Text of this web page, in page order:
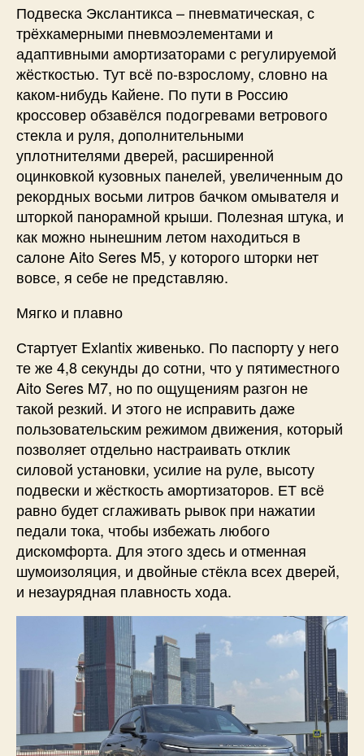
Подвеска Экслантикса – пневматическая, с
трёхкамерными пневмоэлементами и
адаптивными амортизаторами с регулируемой
жёсткостью. Тут всё по-взрослому, словно на
каком-нибудь Кайене. По пути в Россию
кроссовер обзавёлся подогревами ветрового
стекла и руля, дополнительными
уплотнителями дверей, расширенной
оцинковкой кузовных панелей, увеличенным до
рекордных восьми литров бачком омывателя и
шторкой панорамной крыши. Полезная штука, и
как можно нынешним летом находиться в
салоне Aito Seres M5, у которого шторки нет
вовсе, я себе не представляю.
Мягко и плавно
Стартует Exlantix живенько. По паспорту у него
те же 4,8 секунды до сотни, что у пятиместного
Aito Seres M7, но по ощущениям разгон не
такой резкий. И этого не исправить даже
пользовательским режимом движения, который
позволяет отдельно настраивать отклик
силовой установки, усилие на руле, высоту
подвески и жёсткость амортизаторов. ЕТ всё
равно будет сглаживать рывок при нажатии
педали тока, чтобы избежать любого
дискомфорта. Для этого здесь и отменная
шумоизоляция, и двойные стёкла всех дверей,
и незаурядная плавность хода.